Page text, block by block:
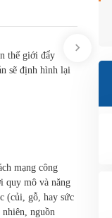
thế giới đẩy
sẽ định hình lại
mạng công
quy mô và năng
(củi, gỗ, hay sức
nguồn